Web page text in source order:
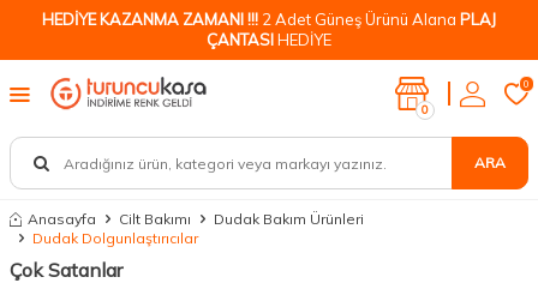
HEDİYE KAZANMA ZAMANI !!! 2 Adet Güneş Ürünü Alana PLAJ
ÇANTASIHEDİYE
ARA
0
0
Anasayfa Cilt Bakımı
Dudak Bakım Ürünleri
Dudak Dolgunlaştırıcılar
Çok Satanlar